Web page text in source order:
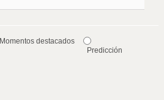
Momentos destacados
Predicción